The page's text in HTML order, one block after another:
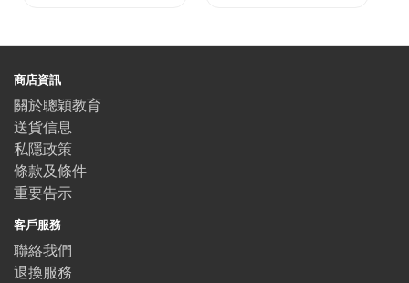
商店資訊
關於聰穎教育
送貨信息
私隱政策
條款及條件
重要告示
客戶服務
聯絡我們
退換服務